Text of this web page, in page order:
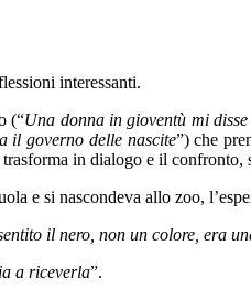
interessanti.
(“Una donna in gioventù mi
il governo delle nascite”) che
in dialogo e il confronto,
e si nascondeva allo zoo,
il nero, non un colore, era
a riceverla”.